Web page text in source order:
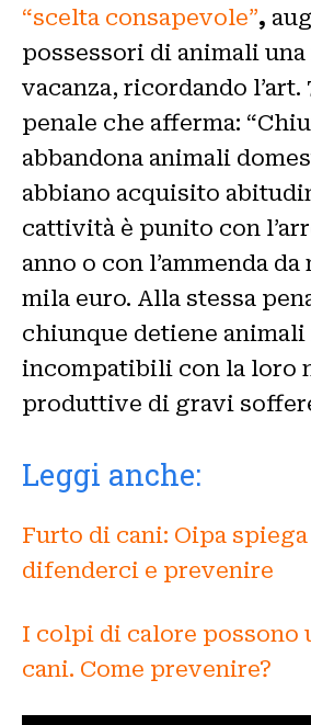
“scelta consapevole”,
possessori di animali
vacanza, ricordando l’art.
penale che afferma:
abbandona animali
abbiano acquisito
cattività è punito con
anno o con l’ammenda
mila euro. Alla stessa
chiunque detiene
incompatibili con la loro
produttive di gravi
Leggi anche:
Furto di cani: Oipa
difenderci e prevenire
I colpi di calore possono
cani. Come prevenire?